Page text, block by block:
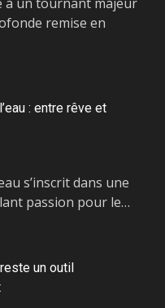
remise en
: entre rêve et
s’inscrit dans une
passion pour le…
un outil